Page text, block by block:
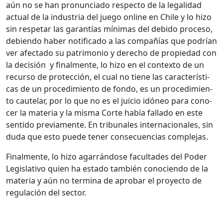
aún no se han pro­nun­ci­a­do respec­to de la legal­i­dad
actu­al de la indus­tria del juego online en Chile y lo hizo
sin respetar las garan­tías mín­i­mas del debido pro­ce­so,
debi­en­do haber noti­fi­ca­do a las com­pañías que podrían
ver afec­ta­do su pat­ri­mo­nio y dere­cho de propiedad con
la decisión y final­mente, lo hizo en el con­tex­to de un
recur­so de pro­tec­ción, el cual no tiene las car­ac­terís­ti­
cas de un pro­ced­imien­to de fon­do, es un pro­ced­imien­
to caute­lar, por lo que no es el juicio idó­neo para cono­
cer la mate­ria y la mis­ma Corte había fal­la­do en este
sen­ti­do pre­vi­a­mente. En tri­bunales inter­na­cionales, sin
duda que esto puede ten­er con­se­cuen­cias com­ple­jas.
Final­mente, lo hizo agar­rán­dose fac­ul­tades del Poder
Leg­isla­ti­vo quien ha esta­do tam­bién cono­cien­do de la
mate­ria y aún no ter­mi­na de apro­bar el proyec­to de
reg­u­lación del sec­tor.